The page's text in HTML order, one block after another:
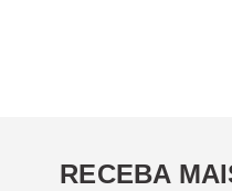
RECEBA